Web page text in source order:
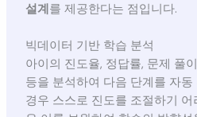
설계 를 제공한다는 점입니다.
빅데이터 기반 학습 분석
아이의 진도율, 정답률, 문제 풀
등을 분석하여 다음 단계를 자
경우 스스로 진도를 조절하기